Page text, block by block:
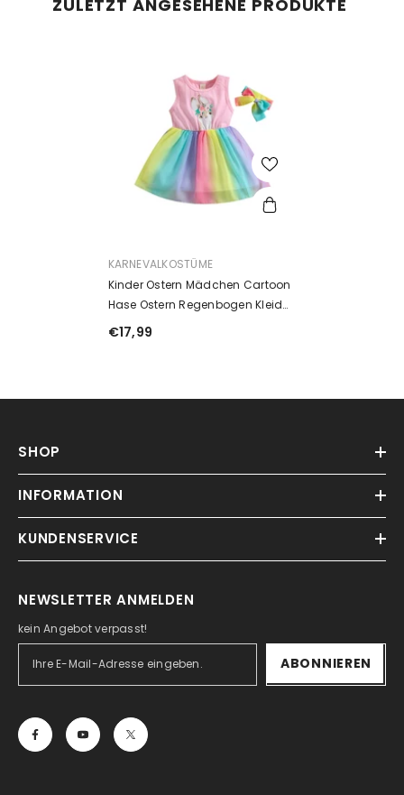
ZULETZT ANGESEHENE PRODUKTE
ANBIETER:
KARNEVALKOSTÜME
Kinder Ostern Mädchen Cartoon
Hase Ostern Regenbogen Kleid
Halloween Karneval Outfits
€17,99
SHOP
INFORMATION
KUNDENSERVICE
NEWSLETTER ANMELDEN
kein Angebot verpasst!
ABONNIEREN